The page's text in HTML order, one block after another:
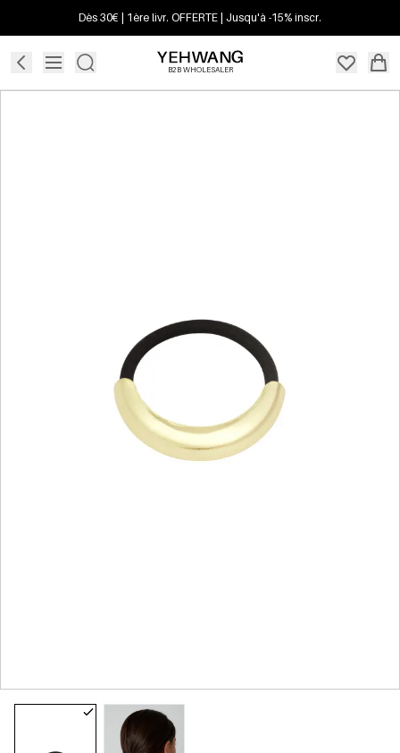
Dès 30€ | 1ère livr. OFFERTE | Jusqu'à -15% inscr.
B2B WHOLESALER